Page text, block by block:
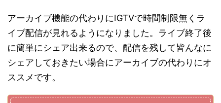
アーカイブ機能の代わりにIGTVで時間制限無くラ
イブ配信が見れるようになりました。ライブ終了後
に簡単にシェア出来るので、配信を残して皆んなに
シェアしておきたい場合にアーカイブの代わりにオ
ススメです。